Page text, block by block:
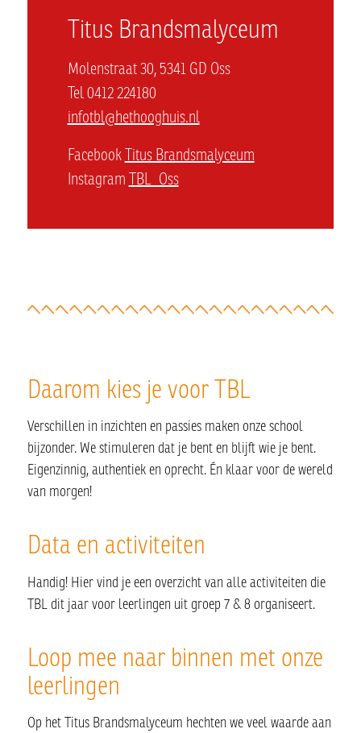
Titus Brandsmalyceum
Molenstraat 30, 5341 GD Oss
Tel 0412 224180
infotbl@hethooghuis.nl
FacebookTitus Brandsmalyceum
InstagramTBL_Oss
Daarom kies je voor TBL
Verschillen in inzichten en passies maken onze school
bijzonder. We stimuleren dat je bent en blijft wie je bent.
Eigenzinnig, authentiek en oprecht. Én klaar voor de wereld
van morgen!
Data en activiteiten
Handig! Hier vind je een overzicht van alle activiteiten die
TBL dit jaar voor leerlingen uit groep 7 & 8 organiseert.
Loop mee naar binnen met onze
leerlingen
Op het Titus Brandsmalyceum hechten we veel waarde aan